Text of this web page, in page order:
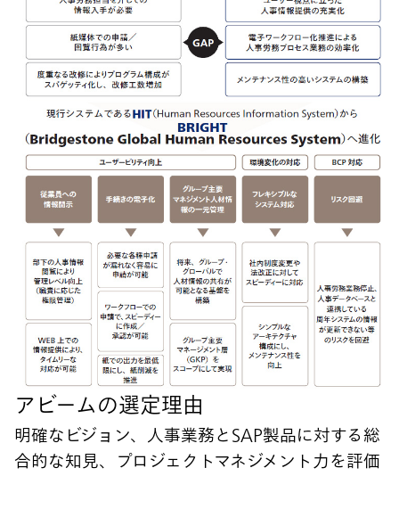
アビームの選定理由
明確なビジョン、人事業務とSAP製品に対する総
合的な知見、プロジェクトマネジメント力を評価